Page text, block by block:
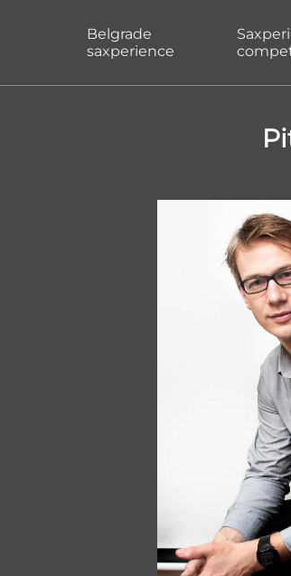
Belgrade
saxperience